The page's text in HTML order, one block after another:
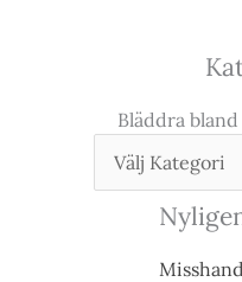
Bläddra